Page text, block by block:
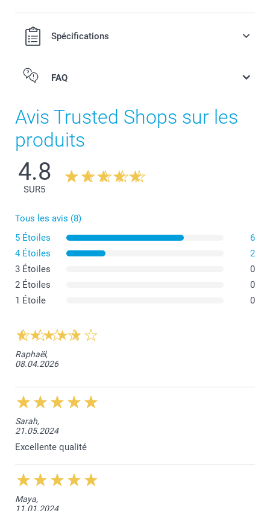
Spécifications
100 % coton
Fabriqué en coton 100 % naturel issu du commerce
équitable* avec l'aspect et le toucher du lin
Tour de cou réglable
FAQ
Avis Trusted Shops sur les
produits
4.8
SUR5
Tous les avis (8)
5 Étoiles
6
4 Étoiles
2
3 Étoiles
0
2 Étoiles
0
1 Étoile
0
Raphaël,
08.04.2026
Sarah,
21.05.2024
Excellente qualité
Maya,
11.01.2024